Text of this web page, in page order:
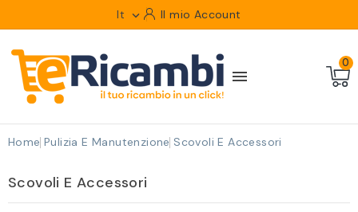
It  Il mio Account

0
Home Pulizia E Manutenzione Scovoli E Accessori
Scovoli E Accessori